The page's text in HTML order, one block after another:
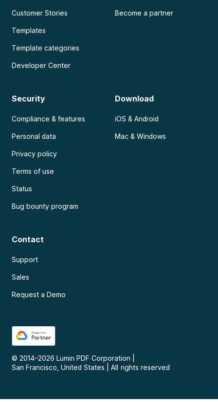
Customer Stories
Templates
Template categories
Developer Center
Become a partner
Security
Compliance & features
Personal data
Privacy policy
Terms of use
Status
Bug bounty program
Download
iOS & Android
Mac & Windows
Contact
Support
Sales
Request a Demo
© 2014–2026 Lumin PDF Corporation
San Francisco, United States
All rights reserved